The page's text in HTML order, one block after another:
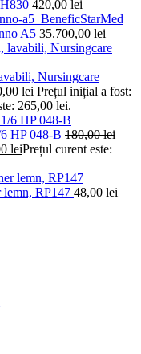
420,00 lei
A5 35.700,00 lei
Nursingcare
lei Prețul inițial a fost:
265,00 lei.
HP 048-B 180,00lei
leiPrețul curent este:
lemn, RP147 48,00 lei